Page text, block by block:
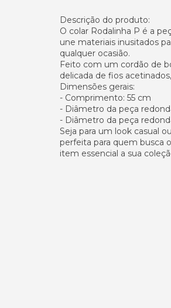
Descrição do produto:
O colar Rodalinha P é a
une materiais inusitados
qualquer ocasião.
Feito com um cordão de
delicada de fios
Dimensões gerais:
- Comprimento: 55 cm
- Diâmetro da peça
- Diâmetro da peça
Seja para um look casual
perfeita para quem busca
item essencial a sua